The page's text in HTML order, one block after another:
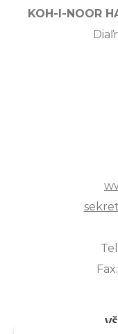
KOH-I-NOOR